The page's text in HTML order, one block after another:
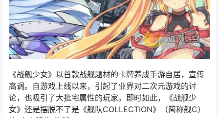
《战舰少女》以首款战舰题材的卡牌养成手游自居，宣传
高调。自游戏上线以来，引起了业界对二次元游戏的讨
论，也吸引了大批宅属性的玩家。即时如此，《战舰少
女》还是摆脱不了是《舰队COLLECTION》（简称舰C）